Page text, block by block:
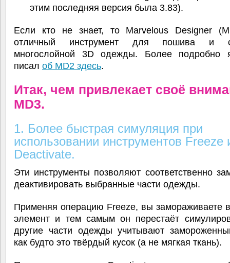
этим последняя версия была 3.83).
Если кто не знает, то Marvelous Designer
отличный инструмент для пошива и
многослойной 3D одежды. Более подробно
писал об MD2 здесь.
Итак, чем привлекает своё
MD3.
1. Более быстрая симуляция при
использовании инструментов Freeze
Deactivate.
Эти инструменты позволяют соответственно
деактивировать выбранные части одежды.
Применяя операцию Freeze, вы замораживаете
элемент и тем самым он перестаёт
другие части одежды учитывают
как будто это твёрдый кусок (а не мягкая ткань).